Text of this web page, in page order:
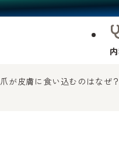
爪が皮膚に食い込むのはなぜ